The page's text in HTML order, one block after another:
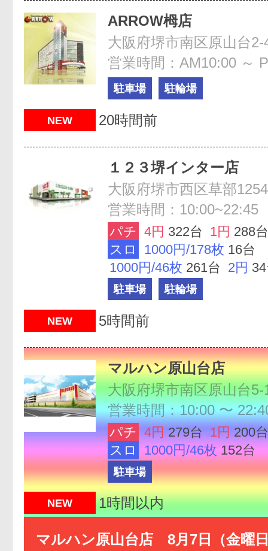
ARROW栂店
大阪府堺市南区原山台2-
営業時間：AM10:00 ～
駐車場 駐輪場
NEW 20時間前
１２３堺インター店
大阪府堺市西区草部
営業時間：10:00~22:45
パチ 4円 322台 1円 288台
スロ
1000円/178枚 16台
1000円/46枚 261台 2円
駐車場 駐輪場
NEW 5時間前
マルハン原山台店
大阪府堺市南区原山台5-
営業時間：10:00 〜
パチ 4円 279台 1円 200台
スロ
1000円/46枚 152台
駐車場
NEW 1時間以内
マルハン原山台店 8月7日（金曜